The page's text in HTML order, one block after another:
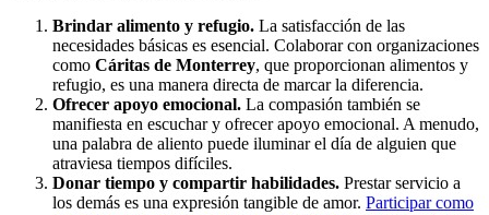
Brindar alimento y refugio. La satisfacción de las
necesidades básicas es esencial. Colaborar con organizaciones
como Cáritas de Monterrey, que proporcionan alimentos y
refugio, es una manera directa de marcar la diferencia.
Ofrecer apoyo emocional. La compasión también se
manifiesta en escuchar y ofrecer apoyo emocional. A menudo,
una palabra de aliento puede iluminar el día de alguien que
atraviesa tiempos difíciles.
Donar tiempo y compartir habilidades. Prestar servicio a
los demás es una expresión tangible de amor. Participar como